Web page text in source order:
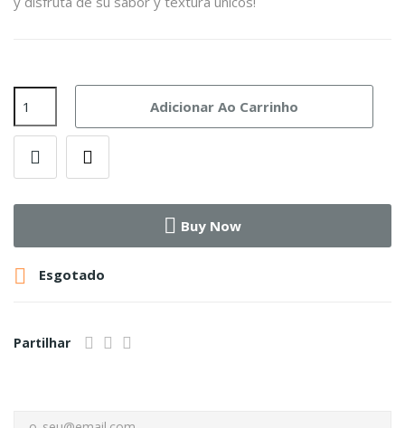
Adicionar Ao Carrinho
Buy Now
 Esgotado
Partilhar